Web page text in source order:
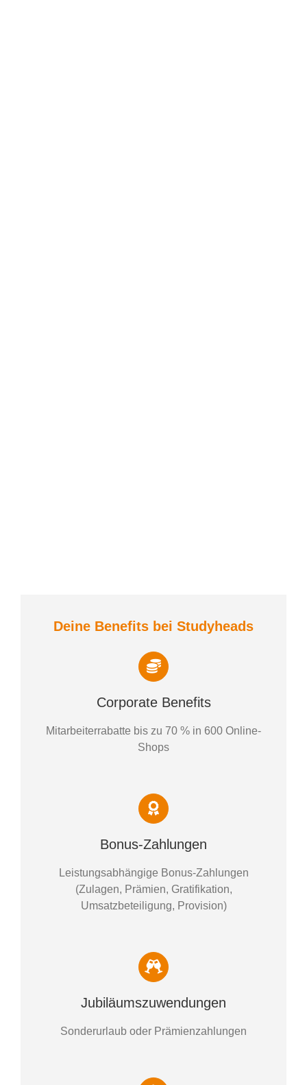
Deine Benefits bei Studyheads
Corporate Benefits
Mitarbeiterrabatte bis zu 70 % in 600 Online-
Shops
Bonus-Zahlungen
Leistungsabhängige Bonus-Zahlungen
(Zulagen, Prämien, Gratifikation,
Umsatzbeteiligung, Provision)
Jubiläumszuwendungen
Sonderurlaub oder Prämienzahlungen